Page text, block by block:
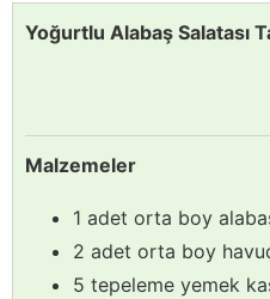
Yoğurtlu Alabaş Salatası
Malzemeler
1 adet orta boy
2 adet orta boy
5 tepeleme yemek